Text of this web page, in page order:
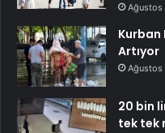
Ağustos
Kurban
Artıyor
Ağustos
20 bin
tek tek